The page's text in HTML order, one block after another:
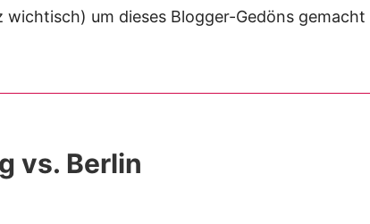
um dieses Blogger-Gedöns gemacht
vs. Berlin